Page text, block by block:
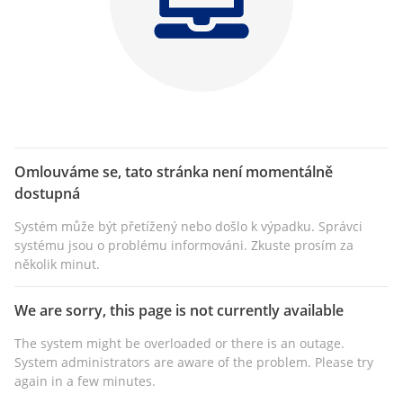
Omlouváme se, tato stránka není momentálně
dostupná
Systém může být přetížený nebo došlo k výpadku. Správci
systému jsou o problému informováni. Zkuste prosím za
několik minut.
We are sorry, this page is not currently available
The system might be overloaded or there is an outage.
System administrators are aware of the problem. Please try
again in a few minutes.